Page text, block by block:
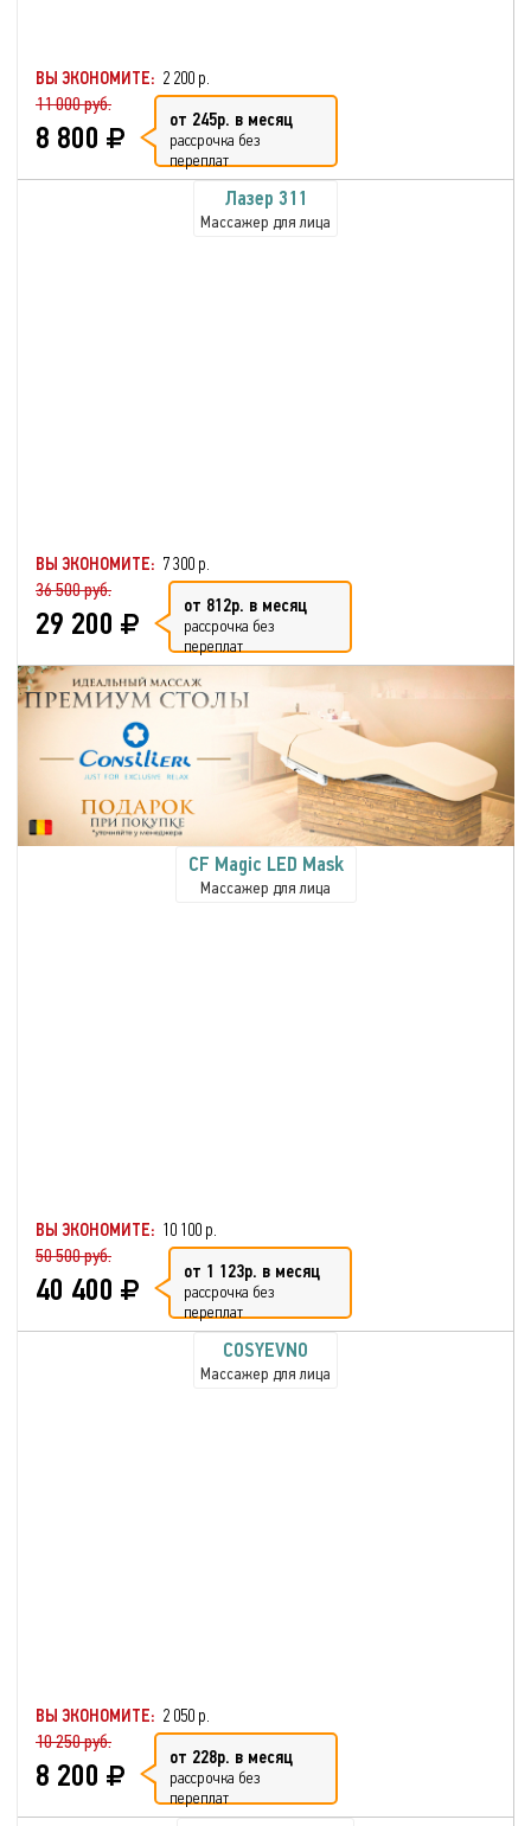
ВЫ ЭКОНОМИТЕ: 2 200 р.
11 000 руб.
8 800 от 245р. в месяц
рассрочка без
переплат
Лазер 311
Массажер для лица
ВЫ ЭКОНОМИТЕ: 7 300 р.
36 500 руб.
29 200 от 812р. в месяц
рассрочка без
переплат
CF Magic LED Mask
Массажер для лица
ВЫ ЭКОНОМИТЕ: 10 100 р.
50 500 руб.
40 400 от 1 123р. в месяц
рассрочка без
переплат
COSYEVNO
Массажер для лица
ВЫ ЭКОНОМИТЕ: 2 050 р.
10 250 руб.
8 200 от 228р. в месяц
рассрочка без
переплат